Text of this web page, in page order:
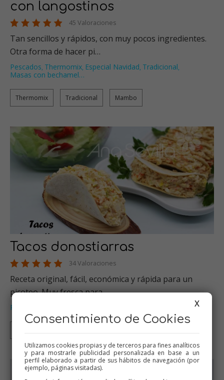
con langostinos
45 Valoraciones
Tan sencillos y rápidos, con muy pocos ingredientes.
Otra forma de hacer pi…
Pescados, Thermomix, Especial Navidad, Tradicional,
Masas con bechamel…
Thermomix Tradicional Mambo
Tacos donostiarras
34 Valoraciones
Receta original, fácil, económica y rápida para un
picoteo. Muy fresca para…
Pescados X
Consentimiento de Cookies
Utilizamos cookies propias y de terceros para fines analíticos
y para mostrarle publicidad personalizada en base a un
perfil elaborado a partir de sus hábitos de navegación (por
ejemplo, páginas visitadas).